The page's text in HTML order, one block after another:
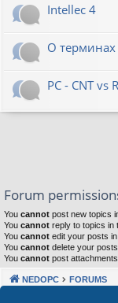
Intellec 4
О терминах
PC - CNT vs
Forum
You cannot post new topics
You cannot reply to topics in
You cannot edit your posts
You cannot delete your
You cannot post
NEDOPC FORUMS